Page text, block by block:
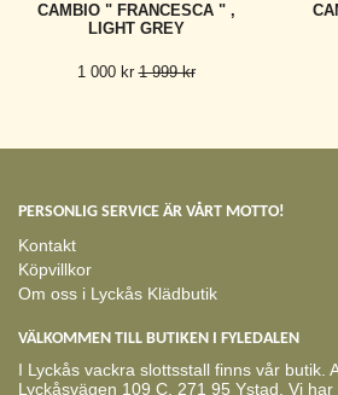
CAMBIO " FRANCESCA " ,
LIGHT GREY
1 000 kr1 999 kr
PERSONLIG SERVICE ÄR VÅRT MOTTO!
Kontakt
Köpvillkor
Om oss i Lyckås Klädbutik
VÄLKOMMEN TILL BUTIKEN I FYLEDALEN
I Lyckås vackra slottsstall finns vår butik.
Lyckåsvägen 109 C, 271 95 Ystad. Vi